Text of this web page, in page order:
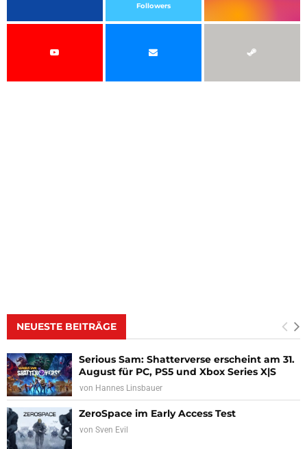
Followers
NEUESTE BEITRÄGE
Serious Sam: Shatterverse erscheint am 31.
August für PC, PS5 und Xbox Series X|S
von Hannes Linsbauer
ZeroSpace im Early Access Test
von Sven Evil